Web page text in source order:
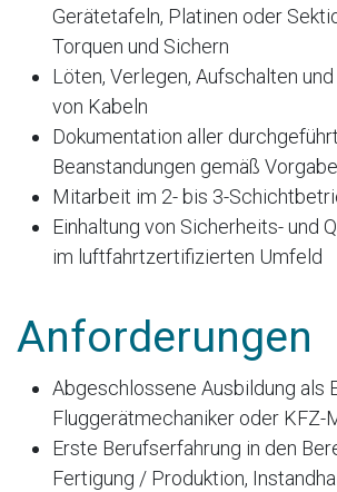
Gerätetafeln, Platinen oder
Torquen und Sichern
Löten, Verlegen, Aufschalten
von Kabeln
Dokumentation aller
Beanstandungen gemäß Vorgabe
Mitarbeit im 2- bis 3-
Einhaltung von Sicherheits- und
im luftfahrtzertifizierten Umfeld
Anforderungen
Abgeschlossene Ausbildung als
Fluggerätmechaniker oder KFZ-
Erste Berufserfahrung in den
Fertigung / Produktion,